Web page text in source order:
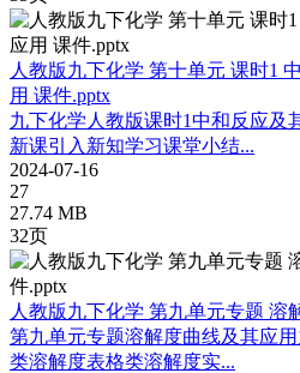
人教版九下化学 第十单元 课时1
用 课件.pptx
九下化学人教版课时1中和反应及
新课引入新知学习课堂小结...
2024-07-16
27
27.74 MB
32页
人教版九下化学 第九单元专题 溶
第九单元专题溶解度曲线及其应
类溶解度表格类溶解度实...